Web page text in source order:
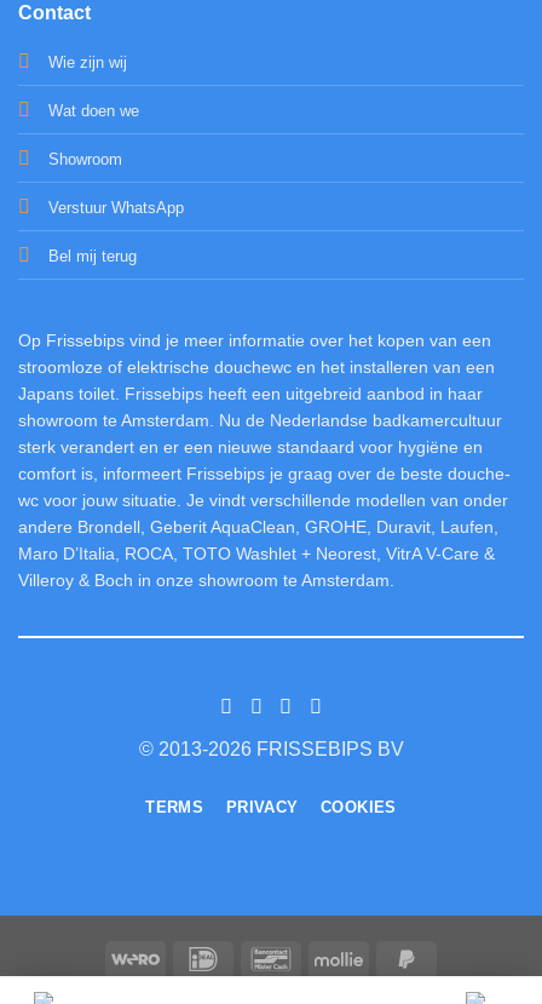
Contact
Wie zijn wij
Wat doen we
Showroom
Verstuur WhatsApp
Bel mij terug
Op Frissebips vind je meer informatie over het kopen van een
stroomloze of elektrische douchewc en het installeren van een
Japans toilet. Frissebips heeft een uitgebreid aanbod in haar
showroom te Amsterdam. Nu de Nederlandse badkamercultuur
sterk verandert en er een nieuwe standaard voor hygiëne en
comfort is, informeert Frissebips je graag over de beste douche-
wc voor jouw situatie. Je vindt verschillende modellen van onder
andere Brondell, Geberit AquaClean, GROHE, Duravit, Laufen,
Maro D’Italia, ROCA, TOTO Washlet + Neorest, VitrA V-Care &
Villeroy & Boch in onze showroom te Amsterdam.
© 2013-2026 FRISSEBIPS BV
TERMS PRIVACY COOKIES
Wero IDeal BancontactMollie